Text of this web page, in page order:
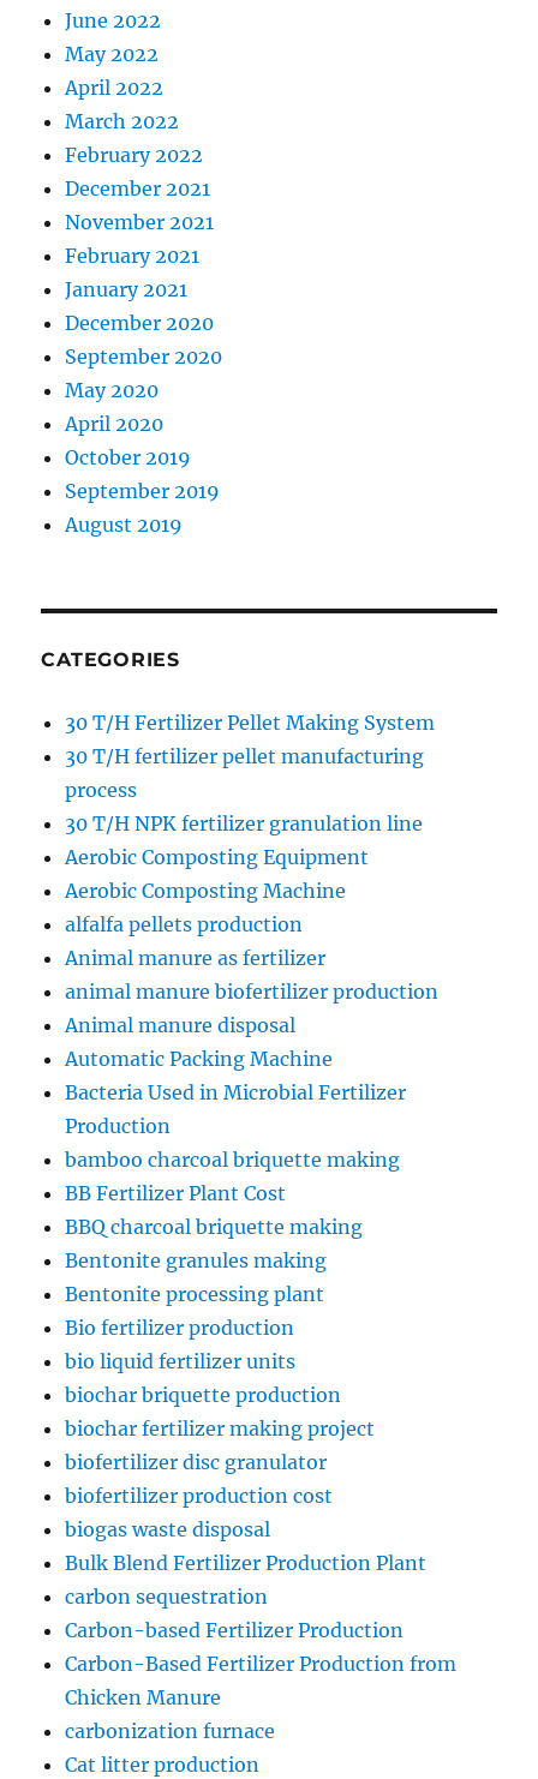
June 2022
May 2022
April 2022
March 2022
February 2022
December 2021
November 2021
February 2021
January 2021
December 2020
September 2020
May 2020
April 2020
October 2019
September 2019
August 2019
CATEGORIES
30 T/H Fertilizer Pellet Making System
30 T/H fertilizer pellet manufacturing
process
30 T/H NPK fertilizer granulation line
Aerobic Composting Equipment
Aerobic Composting Machine
alfalfa pellets production
Animal manure as fertilizer
animal manure biofertilizer production
Animal manure disposal
Automatic Packing Machine
Bacteria Used in Microbial Fertilizer
Production
bamboo charcoal briquette making
BB Fertilizer Plant Cost
BBQ charcoal briquette making
Bentonite granules making
Bentonite processing plant
Bio fertilizer production
bio liquid fertilizer units
biochar briquette production
biochar fertilizer making project
biofertilizer disc granulator
biofertilizer production cost
biogas waste disposal
Bulk Blend Fertilizer Production Plant
carbon sequestration
Carbon-based Fertilizer Production
Carbon-Based Fertilizer Production from
Chicken Manure
carbonization furnace
Cat litter production